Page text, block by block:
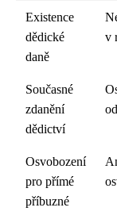
Existence
dědické
daně
v
Současné
zdanění
dědictví
Osvobození
pro přímé
příbuzné